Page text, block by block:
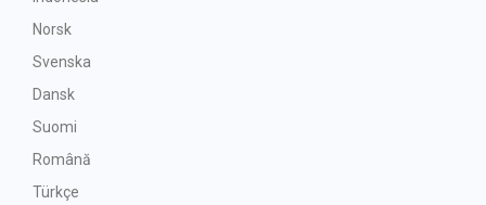
Norsk
Svenska
Dansk
Suomi
Română
Türkçe